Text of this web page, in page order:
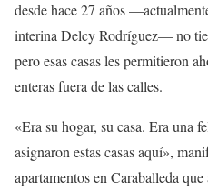
desde hace 27 años
interina Delcy Rodríguez— no
pero esas casas les permitieron
enteras fuera de las calles.
«Era su hogar, su casa. Era una
asignaron estas casas aquí»,
apartamentos en Caraballeda